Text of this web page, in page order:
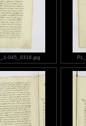
045_0316.jpg